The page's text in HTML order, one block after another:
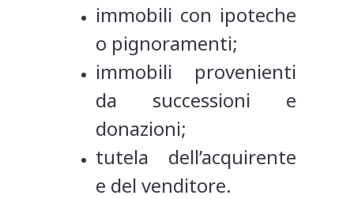
immobili con ipoteche
o pignoramenti;
immobili provenienti
da successioni e
donazioni;
tutela dell’acquirente
e del venditore.